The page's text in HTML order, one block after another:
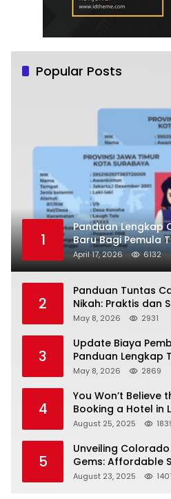
Popular Posts
1
Panduan Lengkap
Baru Bagi Pemula
April 17, 2026 6132
2
Panduan Tuntas
Nikah: Praktis dan
May 8, 2026 2931
3
Update Biaya
Panduan Lengkap
May 8, 2026 2869
4
You Won’t Believe
Booking a Hotel in
Cheap to Luxe!
August 25, 2025
5
Unveiling Colorado
Gems: Affordable
and Everything In
August 23, 2025